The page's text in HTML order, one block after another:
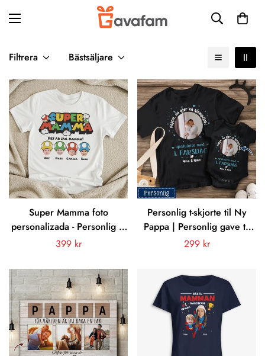
Filtrera Bästsäljare
Super Mamma foto
personalizada - Personlig T-
shirt för mamma
Vanligt
399 kr
Personlig t-skjorte til Ny
Pappa | Personlig gave til
Ny Far | Pappa, du gjør en
Vanligt
299 kr